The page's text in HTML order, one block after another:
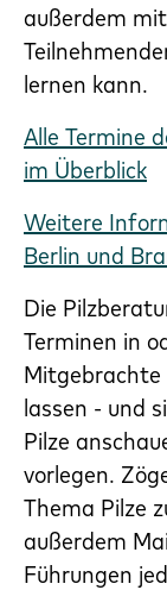
außerdem
lernen kann.
Alle Termine
im Überblick
Weitere
Berlin und
Die
Terminen in
Mitgebrachte
lassen - und
Pilze
vorlegen.
Thema Pilze
außerdem
Führungen